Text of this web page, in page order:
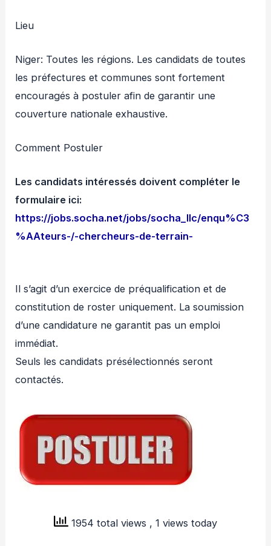
Lieu
Niger: Toutes les régions. Les candidats de toutes
les préfectures et communes sont fortement
encouragés à postuler afin de garantir une
couverture nationale exhaustive.
Comment Postuler
Les candidats intéressés doivent compléter le
formulaire ici:
https://jobs.socha.net/jobs/socha_llc/enqu%C3
%AAteurs-/-chercheurs-de-terrain-
Il s’agit d’un exercice de préqualification et de
constitution de roster uniquement. La soumission
d’une candidature ne garantit pas un emploi
immédiat.
Seuls les candidats présélectionnés seront
contactés.
1954 total views , 1 views today